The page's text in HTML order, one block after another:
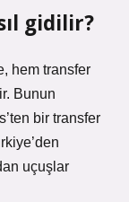
gidilir?
hem transfer
Bunun
bir transfer
uçuşlar